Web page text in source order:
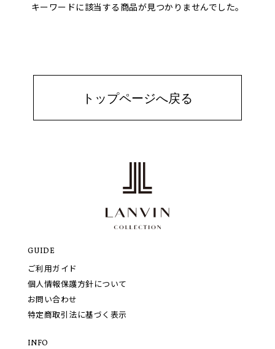
キーワードに該当する商品が見つかりませんでした。
トップページへ戻る
GUIDE
ご利用ガイド
個人情報保護方針について
お問い合わせ
特定商取引法に基づく表示
INFO